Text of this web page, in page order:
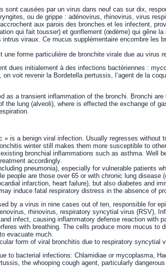
sont causées par un virus dans neuf cas sur dix,
ou de grippe : adénovirus, rhinovirus, virus
aux parois des bronches et les infectent,
qui fait tousser) et gonflement (œdème) qui gêne
viraux. Ce mucus supplémentaire encombre les
une forme particulière de bronchite virale due au virus
dues initialement à des infections bactériennes :
voit revenir la Bordetella pertussis, l’agent de la
as a transient inflammation of the bronchi. Bronchi
the lung (alveoli), where is effected the exchange of
» is a benign viral infection. Usually regresses without
winter still makes them more susceptible to
bronchial inflammations such as asthma. Well
accordingly.
pneumonia), especially for vulnerable patients
people are those over 65 or with chronic lung disease
infarction, heart failure), but also diabetes and
induce fatal respiratory distress in the absence of
by a virus in nine cases out of ten, responsible for
rhinovirus, respiratory syncytial virus (RSV),
infect, causing inflammatory defense reaction with
with breathing. The cells produce more mucus to
evacuate much.
form of viral bronchitis due to respiratory syncytial
to bacterial infections: Chlamidiae or mycoplasma,
the whooping cough agent, particularly